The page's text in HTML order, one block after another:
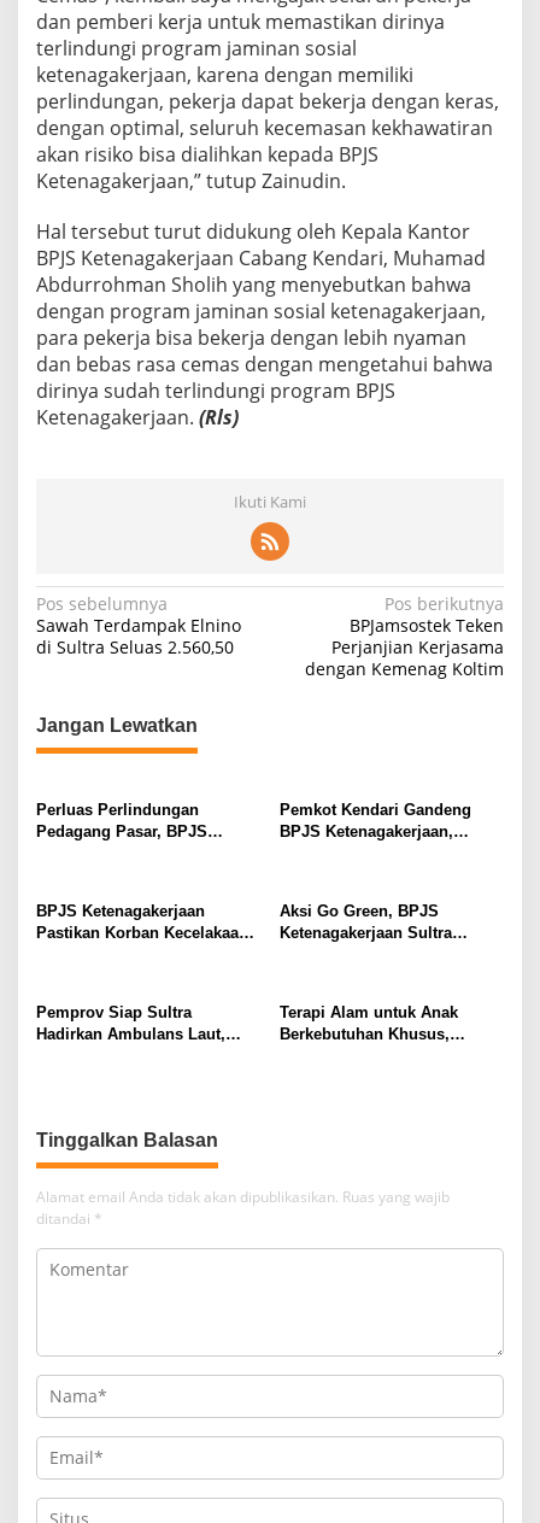
dan pemberi kerja untuk memastikan dirinya
terlindungi program jaminan sosial
ketenagakerjaan, karena dengan memiliki
perlindungan, pekerja dapat bekerja dengan keras,
dengan optimal, seluruh kecemasan kekhawatiran
akan risiko bisa dialihkan kepada BPJS
Ketenagakerjaan,” tutup Zainudin.
Hal tersebut turut didukung oleh Kepala Kantor
BPJS Ketenagakerjaan Cabang Kendari, Muhamad
Abdurrohman Sholih yang menyebutkan bahwa
dengan program jaminan sosial ketenagakerjaan,
para pekerja bisa bekerja dengan lebih nyaman
dan bebas rasa cemas dengan mengetahui bahwa
dirinya sudah terlindungi program BPJS
Ketenagakerjaan. (Rls)
Ikuti Kami
N
a
i
g
s
i
o
s
Pos sebelumnya
Sawah Terdampak Elnino
di Sultra Seluas 2.560,50
Pos berikutnya
BPJamsostek Teken
Perjanjian Kerjasama
dengan Kemenag Koltim
Jangan Lewatkan
Perluas Perlindungan
Pedagang Pasar, BPJS
Pemkot Kendari Gandeng
BPJS Ketenagakerjaan,
BPJS Ketenagakerjaan
Pastikan Korban Kecelakaan
Aksi Go Green, BPJS
Ketenagakerjaan Sultra
Pemprov Siap Sultra
Hadirkan Ambulans Laut,
Terapi Alam untuk Anak
Berkebutuhan Khusus,
Tinggalkan Balasan
Alamat email Anda tidak akan dipublikasikan. Ruas yang wajib
ditandai *